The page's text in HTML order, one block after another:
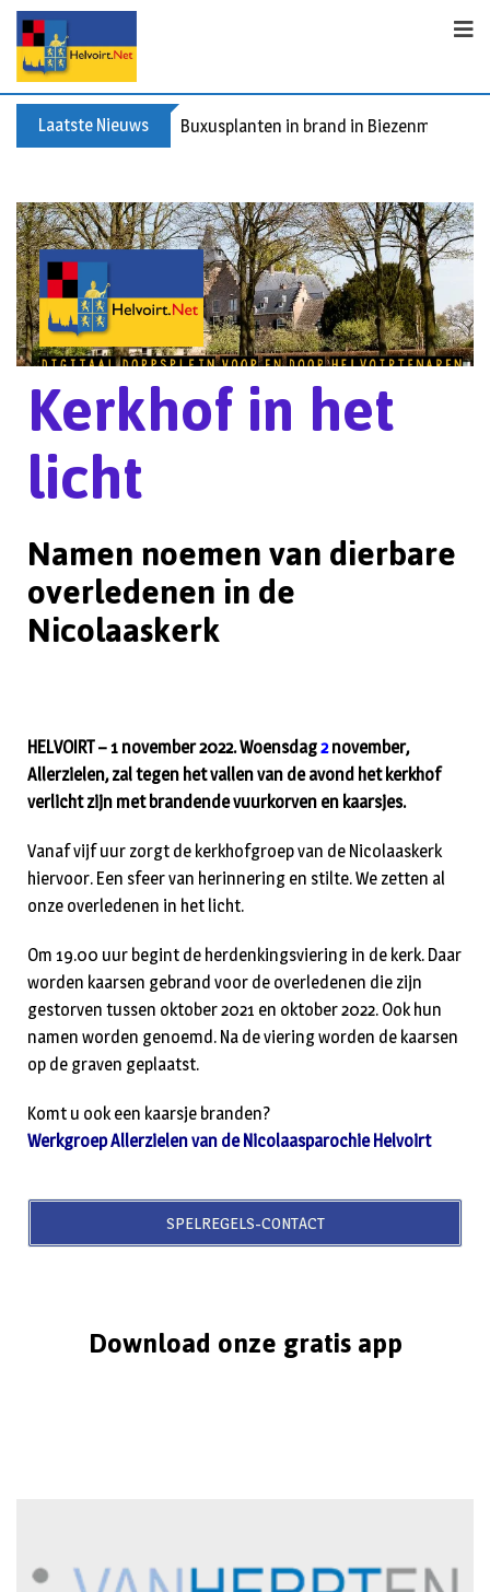
Laatste Nieuws Buxusplanten in brand in Biezenmortel,
Kerkhof in het
licht
Namen noemen van dierbare
overledenen in de
Nicolaaskerk
HELVOIRT – 1 november 2022. Woensdag2november,
Allerzielen, zal tegen het vallen van de avond het kerkhof
verlicht zijn met brandende vuurkorven en kaarsjes.
Vanaf vijf uur zorgt de kerkhofgroep van de Nicolaaskerk
hiervoor. Een sfeer van herinnering en stilte. We zetten al
onze overledenen in het licht.
Om 19.00 uur begint de herdenkingsviering in de kerk. Daar
worden kaarsen gebrand voor de overledenen die zijn
gestorven tussen oktober 2021 en oktober 2022. Ook hun
namen worden genoemd. Na de viering worden de kaarsen
op de graven geplaatst.
Komt u ook een kaarsje branden?
Werkgroep Allerzielen van de Nicolaasparochie Helvoirt
SPELREGELS-CONTACT
Download onze gratis app